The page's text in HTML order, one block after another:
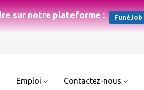
sur notre plateforme : FunéJob
Emploi Contactez-nous